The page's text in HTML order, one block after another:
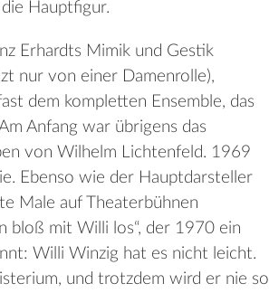
Hauptfigur.
Erhardts Mimik und Gestik
nur von einer Damenrolle),
dem kompletten Ensemble, das
Anfang war übrigens das
von Wilhelm Lichtenfeld. 1969
Ebenso wie der Hauptdarsteller
Male auf Theaterbühnen
bloß mit Willi los“, der 1970 ein
Willi Winzig hat es nicht leicht.
und trotzdem wird er nie so